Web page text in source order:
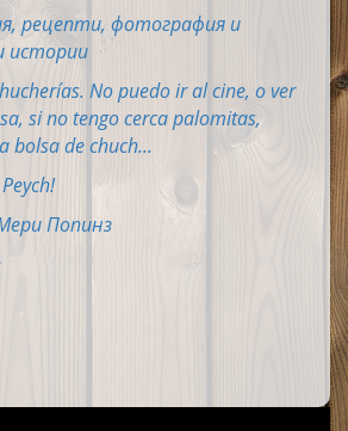
рецепти, фотография и
истории
No puedo ir al cine, o ver
si no tengo cerca palomitas,
bolsa de chuch...
Попинз